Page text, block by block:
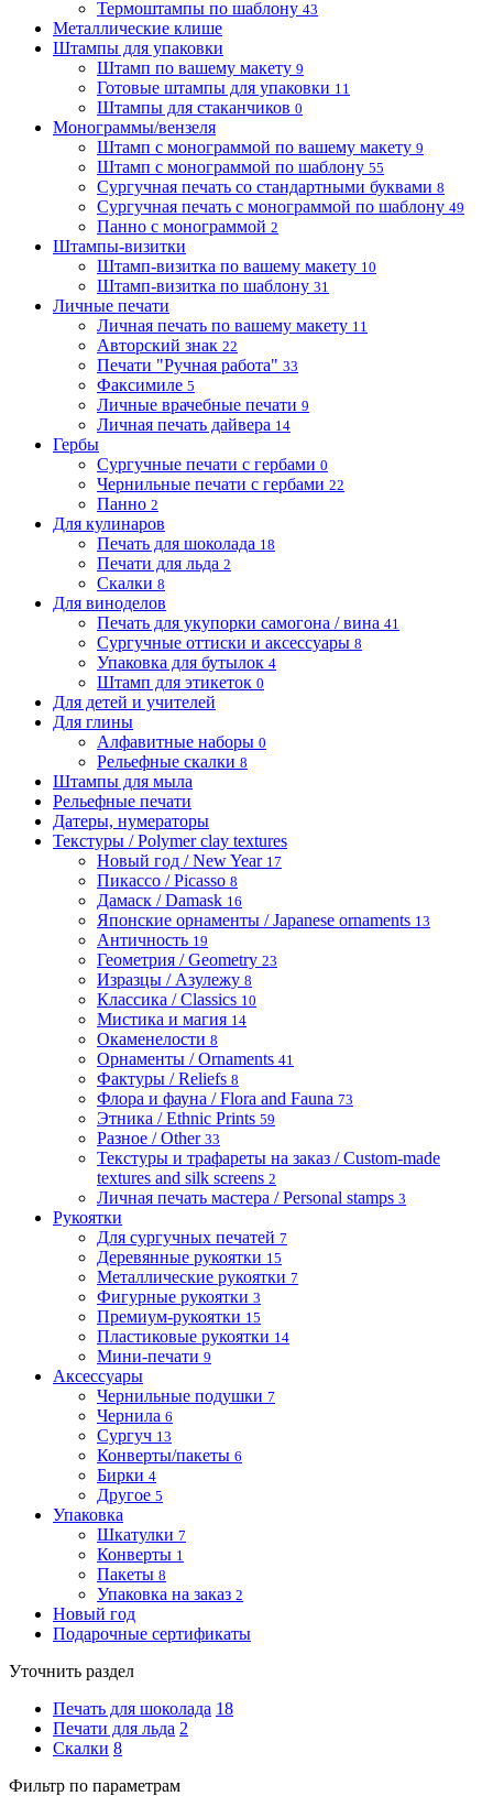
Термоштампы по шаблону 43
Металлические клише
Штампы для упаковки
Штамп по вашему макету 9
Готовые штампы для упаковки 11
Штампы для стаканчиков 0
Монограммы/вензеля
Штамп с монограммой по вашему макету 9
Штамп с монограммой по шаблону 55
Сургучная печать со стандартными буквами 8
Сургучная печать с монограммой по шаблону 49
Панно с монограммой 2
Штампы-визитки
Штамп-визитка по вашему макету 10
Штамп-визитка по шаблону 31
Личные печати
Личная печать по вашему макету 11
Авторский знак 22
Печати "Ручная работа" 33
Факсимиле 5
Личные врачебные печати 9
Личная печать дайвера 14
Гербы
Сургучные печати с гербами 0
Чернильные печати с гербами 22
Панно 2
Для кулинаров
Печать для шоколада 18
Печати для льда 2
Скалки 8
Для виноделов
Печать для укупорки самогона / вина 41
Сургучные оттиски и аксессуары 8
Упаковка для бутылок 4
Штамп для этикеток 0
Для детей и учителей
Для глины
Алфавитные наборы 0
Рельефные скалки 8
Штампы для мыла
Рельефные печати
Датеры, нумераторы
Текстуры / Polymer clay textures
Новый год / New Year 17
Пикассо / Picasso 8
Дамаск / Damask 16
Японские орнаменты / Japanese ornaments 13
Античность 19
Геометрия / Geometry 23
Изразцы / Азулежу 8
Классика / Classics 10
Мистика и магия 14
Окаменелости 8
Орнаменты / Ornaments 41
Фактуры / Reliefs 8
Флора и фауна / Flora and Fauna 73
Этника / Ethnic Prints 59
Разное / Other 33
Текстуры и трафареты на заказ / Custom-made
textures and silk screens 2
Личная печать мастера / Personal stamps 3
Рукоятки
Для сургучных печатей 7
Деревянные рукоятки 15
Металлические рукоятки 7
Фигурные рукоятки 3
Премиум-рукоятки 15
Пластиковые рукоятки 14
Мини-печати 9
Аксессуары
Чернильные подушки 7
Чернила 6
Сургуч 13
Конверты/пакеты 6
Бирки 4
Другое 5
Упаковка
Шкатулки 7
Конверты 1
Пакеты 8
Упаковка на заказ 2
Новый год
Подарочные сертификаты
Уточнить раздел
Печать для шоколада 18
Печати для льда 2
Скалки 8
Фильтр по параметрам